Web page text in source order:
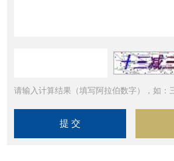
请输入计算结果（填写阿拉伯数字），如：